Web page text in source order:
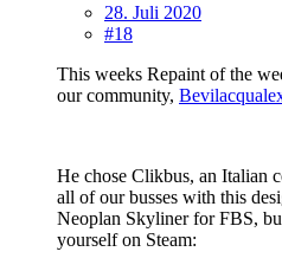
28. Juli 2020
#18
This weeks Repaint of the
our community,
He chose Clikbus, an Italian
all of our busses with this
Neoplan Skyliner for FBS,
yourself on Steam: